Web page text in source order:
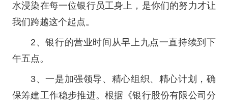
水浸染在每一位银行员工身上，是你们的努力才让
我们跨越这个起点。
2、银行的营业时间从早上九点一直持续到下
午五点。
3、一是加强领导、精心组织、精心计划，确
保筹建工作稳步推进。根据《银行股份有限公司分